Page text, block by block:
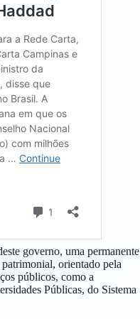
governo, uma permanente
orientado pela
públicos, como a
Públicas, do Sistema